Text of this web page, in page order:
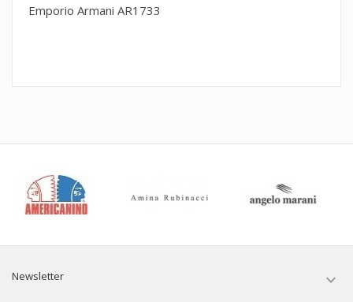
Emporio Armani AR1733
Newsletter 